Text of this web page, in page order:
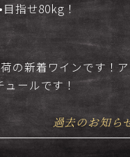
目指せ80kg！
の新着ワインです！
ュールです！
過去のお知ら